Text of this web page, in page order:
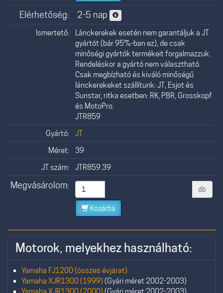
Elérhetőség: 2-5 nap
Ismertető:
Lánckerekek esetén nem garantáljuk a JT
gyártót (bár 95%-ban ez), de csak
minőségi gyártók termékeit forgalmazzuk.
Rendeléskor a gyártó nem választható.
Csak megbízható és kiváló minőségű
lánckerekeket szállítunk: JT, Esjot és
Sunstar, ritka esetben: RK, PBR, Grosskopf
és MotoPro.
JTR859
Gyártó:
JT
Méret:
39
JT szám:
JTR859.39
Megvásárolom: db
Kosárba
Motorok, melyekhez használható:
Yamaha FJ1200 (összes évjárat)
Yamaha XJR1300 (1999) (Gyári méret 2002-2003)
Yamaha XJR1300 (2000) (Gyári méret 2002-2003)